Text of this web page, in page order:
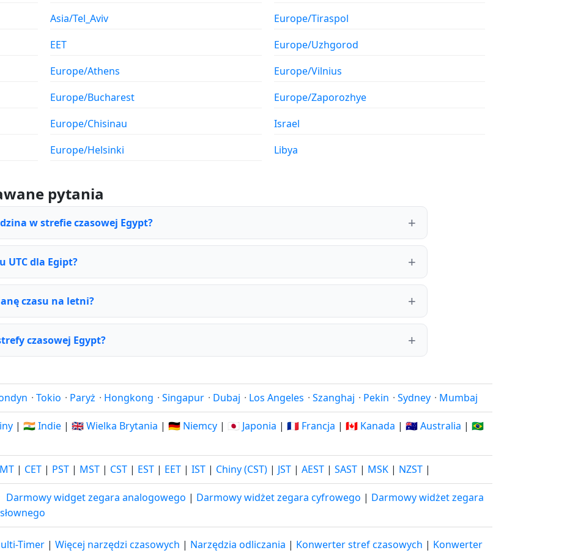
Asia/Tel_Aviv
EET
Europe/Athens
Europe/Bucharest
Europe/Chisinau
Europe/Helsinki
Europe/Tiraspol
Europe/Uzhgorod
Europe/Vilnius
Europe/Zaporozhye
Israel
Libya
pytania
w strefie czasowej Egypt?
UTC dla Egipt?
czasu na letni?
czasowej Egypt?
· Tokio · Paryż · Hongkong · Singapur · Dubaj · Los Angeles · Szanghaj · Pekin · Sydney · Mumbaj
| 🇮🇳 Indie | 🇬🇧 Wielka Brytania | 🇩🇪 Niemcy | 🇯🇵 Japonia | 🇫🇷 Francja | 🇨🇦 Kanada | 🇦🇺 Australia | 🇧🇷
| CET | PST | MST | CST | EST | EET | IST | Chiny (CST) | JST | AEST | SAST | MSK | NZST |
Darmowy widget zegara analogowego | Darmowy widżet zegara cyfrowego | Darmowy widżet zegara
Timer | Więcej narzędzi czasowych | Narzędzia odliczania | Konwerter stref czasowych | Konwerter